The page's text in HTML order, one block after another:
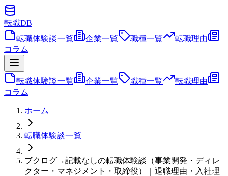
転職DB
転職体験談一覧
企業一覧 職種一覧
転職理由
コラム
転職体験談一覧 企業一覧 職種一覧
転職理由
コラム
ホーム
転職体験談一覧
ブクログ→記載なしの転職体験談（事業開発・ディレ
クター・マネジメント・取締役）｜退職理由・入社理